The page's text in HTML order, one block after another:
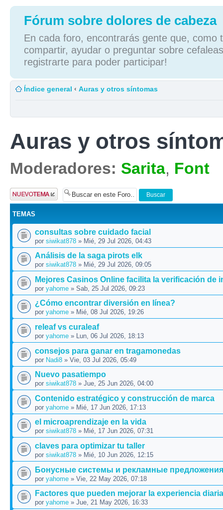
Fórum sobre dolores de cabeza
En cada foro, encontrarás gente que, como
compartir, ayudar o preguntar sobre
registrarte para poder participar!
Índice general ‹ Auras y otros síntomas
Auras y otros
Moderadores: Sarita, Font
Publicar un
nuevo tema
TEMAS
consultas sobre cuidado facial
por siwikat878 » Mié, 29 Jul 2026, 04:43
Análisis de la saga pirots elk
por siwikat878 » Mié, 29 Jul 2026, 09:05
Mejores Casinos Online facilita la verificación de
por yahome » Sab, 25 Jul 2026, 09:23
¿Cómo encontrar diversión en línea?
por yahome » Mié, 08 Jul 2026, 19:26
releaf vs curaleaf
por yahome » Lun, 06 Jul 2026, 18:13
consejos para ganar en tragamonedas
por Nadi8 » Vie, 03 Jul 2026, 05:49
Nuevo pasatiempo
por siwikat878 » Jue, 25 Jun 2026, 04:00
Contenido estratégico y construcción de marca
por yahome » Mié, 17 Jun 2026, 17:13
el microaprendizaje en la vida
por siwikat878 » Mié, 17 Jun 2026, 07:31
claves para optimizar tu taller
por siwikat878 » Mié, 10 Jun 2026, 12:15
Бонусные системы и рекламные предложения
por yahome » Vie, 22 May 2026, 07:18
Factores que pueden mejorar la experiencia diaria
por yahome » Jue, 21 May 2026, 16:33